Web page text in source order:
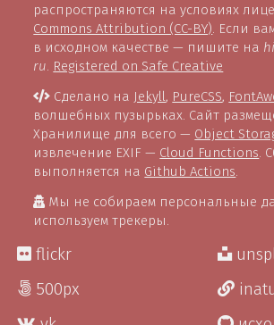
распространяются на условиях
Commons Attribution (CC-BY) . Если
в исходном качестве — пишите на
ru Registered on Safe Creative
Сделано на Jekyll, PureCSS,
волшебных пузырьках. Сайт
Хранилище для всего — Object
извлечение EXIF — Cloud Functions .
выполняется на Github Actions
Мы не собираем персональные
используем трекеры.
flickr
500px